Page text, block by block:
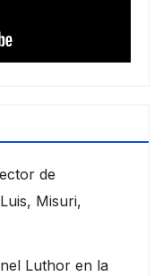
de
Misuri,
Luthor en la